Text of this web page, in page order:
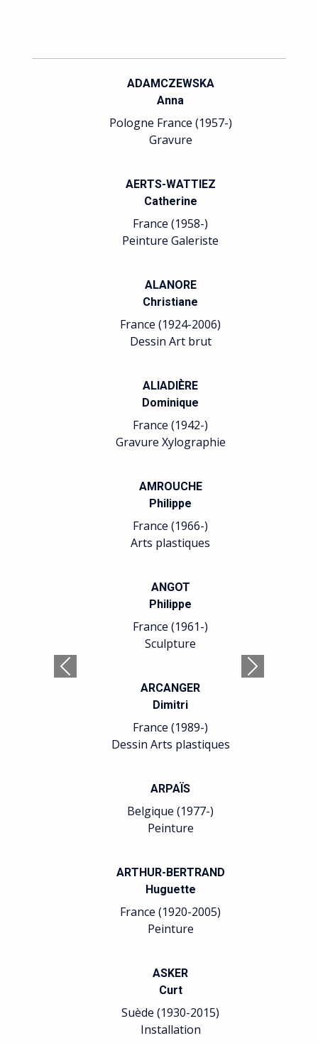
ADAMCZEWSKA
Anna
Pologne France (1957-)
Gravure
AERTS-WATTIEZ
Catherine
France (1958-)
Peinture Galeriste
ALANORE
Christiane
France (1924-2006)
Dessin Art brut
ALIADIÈRE
Dominique
France (1942-)
Gravure Xylographie
AMROUCHE
Philippe
France (1966-)
Arts plastiques
ANGOT
Philippe
France (1961-)
Sculpture
ARCANGER
Dimitri
France (1989-)
Dessin Arts plastiques
ARPAÏS
Belgique (1977-)
Peinture
ARTHUR-BERTRAND
Huguette
France (1920-2005)
Peinture
ASKER
Curt
Suède (1930-2015)
Installation
Précédent Suivant